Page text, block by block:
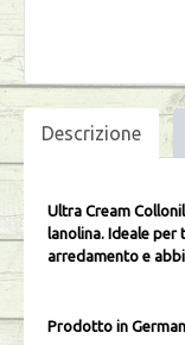
Descrizione
Ultra Cream
lanolina. Ideale per
arredamento e
Prodotto in